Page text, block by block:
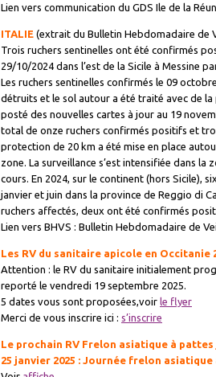
Lien vers communication du GDS Ile de la
ITALIE (extrait du Bulletin Hebdomadaire de
Trois ruchers sentinelles ont été confirmés
29/10/2024 dans l’est de la Sicile à Messine
Les ruchers sentinelles confirmés le 09
détruits et le sol autour a été traité avec de la
posté des nouvelles cartes à jour au 19
total de onze ruchers confirmés positifs et
protection de 20 km a été mise en place
zone. La surveillance s’est intensifiée dans
cours. En 2024, sur le continent (hors Sicile),
janvier et juin dans la province de Reggio di
ruchers affectés, deux ont été confirmés
Lien vers BHVS : Bulletin Hebdomadaire de
Les RV du sanitaire apicole en Occitanie
Attention : le RV du sanitaire initialement
reporté le vendredi 19 septembre 2025.
5 dates vous sont proposées,voir le flyer
Merci de vous inscrire ici : s’inscrire
Le prochain RV Frelon asiatique à pattes
25 janvier 2025 : Journée frelon asiatique